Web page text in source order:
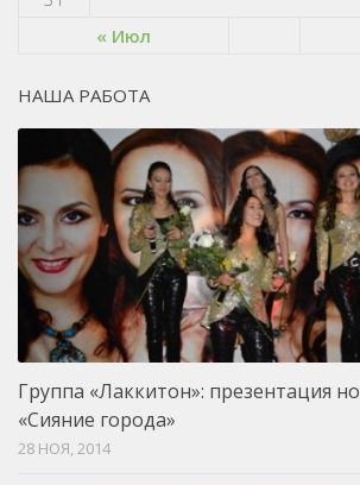
« Июл
НАША РАБОТА
Группа «Лаккитон»: презентация
«Сияние города»
28 НОЯ, 2014